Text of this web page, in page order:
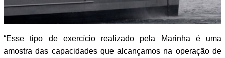
“Esse tipo de exercício realizado pela Marinha é uma
amostra das capacidades que alcançamos na operação de